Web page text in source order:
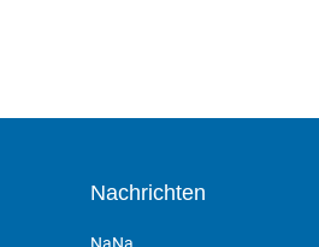
Nachrichten
NaNa